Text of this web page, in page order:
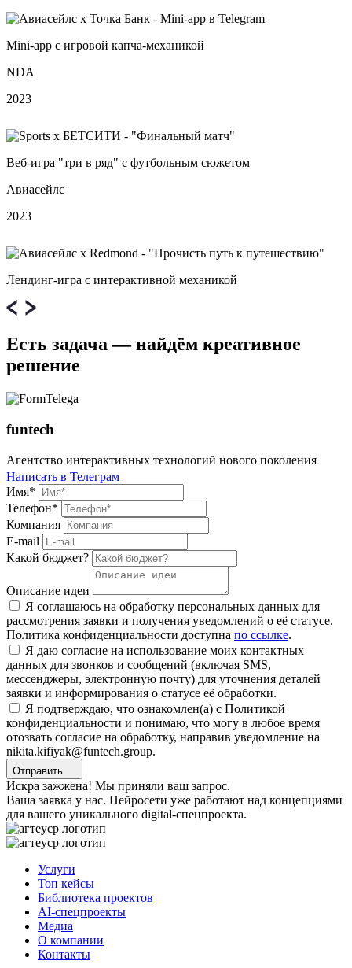
Mini‑app с игровой капча‑механикой
NDA
2023
Веб‑игра "три в ряд" с футбольным сюжетом
Авиасейлс
2023
Лендинг-игра с интерактивной механикой
Есть задача — найдём креативное
решение
funtech
Агентство интерактивных технологий нового поколения
Написать в Телеграм
Имя*
Телефон*
Компания
E-mail
Какой бюджет?
Описание идеи
Я соглашаюсь на обработку персональных данных для
рассмотрения заявки и получения уведомлений о её статусе.
Политика конфиденциальности доступна по ссылке.
Я даю согласие на использование моих контактных
данных для звонков и сообщений (включая SMS,
мессенджеры, электронную почту) для уточнения деталей
заявки и информирования о статусе её обработки.
Я подтверждаю, что ознакомлен(а) с Политикой
конфиденциальности и понимаю, что могу в любое время
отозвать согласие на обработку, направив уведомление на
nikita.kifiyak@funtech.group.
Отправить
Искра зажжена! Мы приняли ваш запрос.
Ваша заявка у нас. Нейросети уже работают над концепциями
для вашего уникального digital-спецпроекта.
Услуги
Топ кейсы
Библиотека проектов
AI-спецпроекты
Медиа
О компании
Контакты